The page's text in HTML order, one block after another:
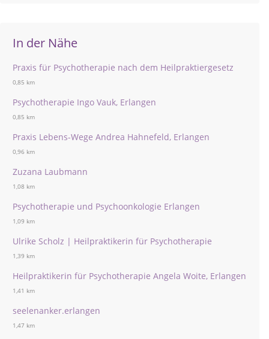
In der Nähe
Praxis für Psychotherapie nach dem Heilpraktiergesetz
0,85 km
Psychotherapie Ingo Vauk, Erlangen
0,85 km
Praxis Lebens-Wege Andrea Hahnefeld, Erlangen
0,96 km
Zuzana Laubmann
1,08 km
Psychotherapie und Psychoonkologie Erlangen
1,09 km
Ulrike Scholz | Heilpraktikerin für Psychotherapie
1,39 km
Heilpraktikerin für Psychotherapie Angela Woite, Erlangen
1,41 km
seelenanker.erlangen
1,47 km